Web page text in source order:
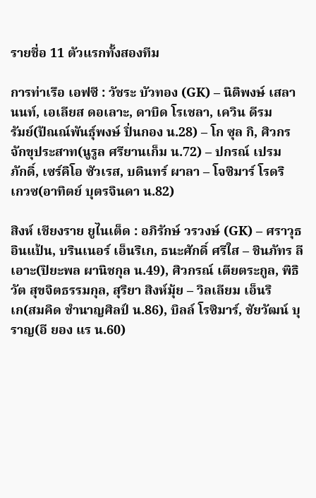
รายชื่อ 11 ตัวแรกทั้งสองทีม
การท่าเรือ เอฟซี : วัชระ บัวทอง (GK) – นิติพงษ์ เสลา
นนท์, เอเลียส ดอเลาะ, ดาบิด โรเชลา, เควิน ดีรม
รัมย์(ปัณณ์พันธุ์พงษ์ ปิ่นกอง น.28) – โก ซุล กิ, ศิวกร
จักขุประสาท(นูรูล ศรียานเก็ม น.72) – ปกรณ์ เปรม
ภักดิ์, เซร์คิโอ ซัวเรส, บดินทร์ ผาลา – โจซิมาร์ โรดริ
เกวซ(อาทิตย์ บุตรจินดา น.82)
สิงห์ เชียงราย ยูไนเต็ด : อภิรักษ์ วรวงษ์ (GK) – ศราวุธ
อินแป้น, บรินเนอร์ เอ็นริเก, ธนะศักดิ์ ศรีใส – ชินภัทร ลี
เอาะ(ปิยะพล ผานิชกุล น.49), ศิวกรณ์ เตียตระกูล, พิธิ
วัต สุขจิตธรรมกุล, สุริยา สิงห์มุ้ย – วิลเลียม เอ็นริ
เก(สมคิด ชำนาญศิลป์ น.86), บิลล์ โรซิมาร์, ชัยวัฒน์ บุ
ราญ(อี ยอง แร น.60)